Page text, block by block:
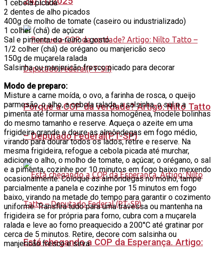
Porque a COP da verdade? Artigo: Nilto Tatto
– Deputado Federal(PT-SP)
Está chegando a COP da Esperança. Artigo:
1 cebola picada
2 dentes de alho picados
400g de molho de tomate (caseiro ou industrializado)
1 colher (chá) de açúcar
Sal e pimenta-do-reino a gosto
1/2 colher (chá) de orégano ou manjericão seco
150g de muçarela ralada
Salsinha ou manjericão fresco picado para decorar
Modo de preparo:
Misture a carne moída, o ovo, a farinha de rosca, o queijo
parmesão, o alho, a cebola ralada, a salsinha, o sal e a
pimenta até formar uma massa homogênea, modele bolinhas
do mesmo tamanho e reserve. Aqueça o azeite em uma
frigideira grande e doure as almôndegas em fogo médio,
virando para dourar todos os lados, retire e reserve. Na
mesma frigideira, refogue a cebola picada até murchar,
adicione o alho, o molho de tomate, o açúcar, o orégano, o sal
e a pimenta, cozinhe por 10 minutos em fogo baixo mexendo
ocasionalmente. Coloque as almôndegas no molho, tampe
parcialmente a panela e cozinhe por 15 minutos em fogo
baixo, virando na metade do tempo para garantir o cozimento
uniforme. Transfira tudo para uma travessa ou mantenha na
frigideira se for própria para forno, cubra com a muçarela
ralada e leve ao forno preaquecido a 200°C até gratinar por
cerca de 5 minutos. Retire, decore com salsinha ou
manjericão fresco e sirva.